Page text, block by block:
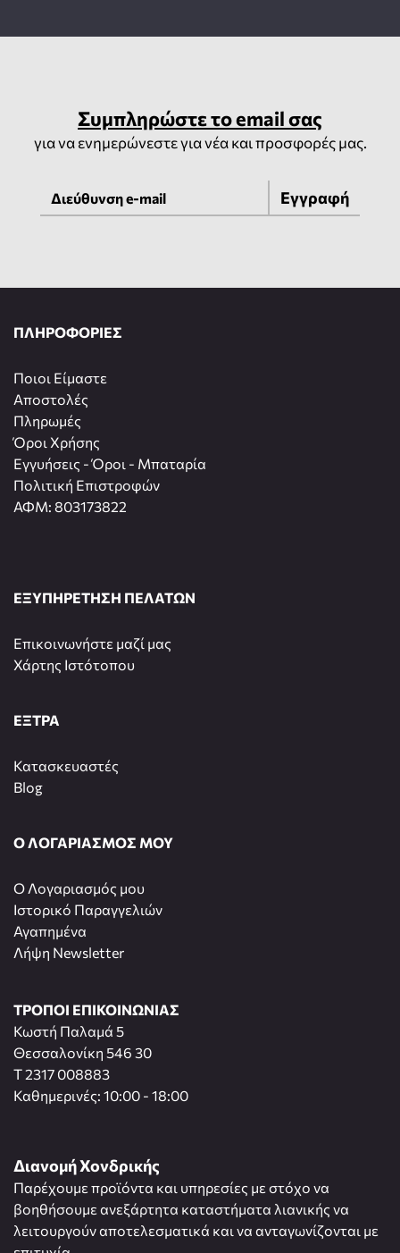
Συμπληρώστε το email σας
για να ενημερώνεστε για νέα και προσφορές μας.
Εγγραφή
ΠΛΗΡΟΦΟΡΙΕΣ
Ποιοι Είμαστε
Αποστολές
Πληρωμές
Όροι Χρήσης
Εγγυήσεις - Όροι - Μπαταρία
Πολιτική Επιστροφών
ΑΦΜ: 803173822
ΕΞΥΠΗΡΕΤΗΣΗ ΠΕΛΑΤΩΝ
Επικοινωνήστε μαζί μας
Χάρτης Ιστότοπου
ΕΞΤΡΑ
Κατασκευαστές
Blog
Ο ΛΟΓΑΡΙΑΣΜΟΣ ΜΟΥ
O Λογαριασμός μου
Ιστορικό Παραγγελιών
Αγαπημένα
Λήψη Newsletter
ΤΡΟΠΟΙ ΕΠΙΚΟΙΝΩΝΙΑΣ
Κωστή Παλαμά 5
Θεσσαλονίκη 546 30
T 2317 008883
Καθημερινές: 10:00 - 18:00
Διανομή Χονδρικής
Παρέχουμε προϊόντα και υπηρεσίες με στόχο να
βοηθήσουμε ανεξάρτητα καταστήματα λιανικής να
λειτουργούν αποτελεσματικά και να ανταγωνίζονται με